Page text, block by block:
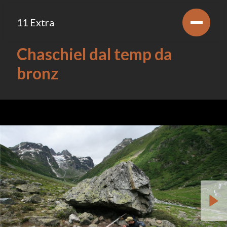
11 Extra
Chaschiel dal temp da
bronz